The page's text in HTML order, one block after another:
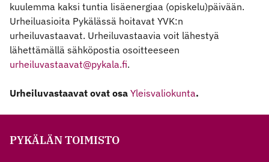
kuulemma kaksi tuntia lisäenergiaa (opiskelu)päivään.
Urheiluasioita Pykälässä hoitavat YVK:n
urheiluvastaavat. Urheiluvastaavia voit lähestyä
lähettämällä sähköpostia osoitteeseen
urheiluvastaavat@pykala.fi.
Urheiluvastaavat ovat osa Yleisvaliokunta.
PYKÄLÄN TOIMISTO